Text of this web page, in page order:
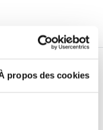
propos des cookies